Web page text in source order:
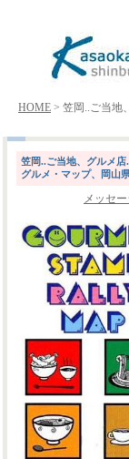
HOME > 笠岡..ご当地
笠岡..ご当地、グルメ店
グルメ・マップ、岡山
メッセ